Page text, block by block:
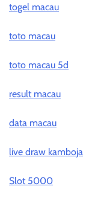
togel macau
toto macau
toto macau 5d
result macau
data macau
live draw kamboja
Slot 5000